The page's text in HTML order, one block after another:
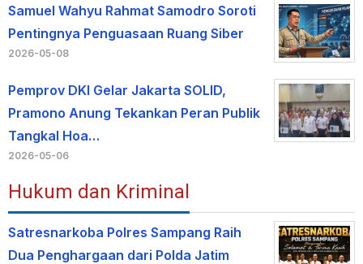
Samuel Wahyu Rahmat Samodro Soroti
Pentingnya Penguasaan Ruang Siber
2026-05-08
Pemprov DKI Gelar Jakarta SOLID,
Pramono Anung Tekankan Peran Publik
Tangkal Hoa…
2026-05-06
Hukum dan Kriminal
Satresnarkoba Polres Sampang Raih
Dua Penghargaan dari Polda Jatim